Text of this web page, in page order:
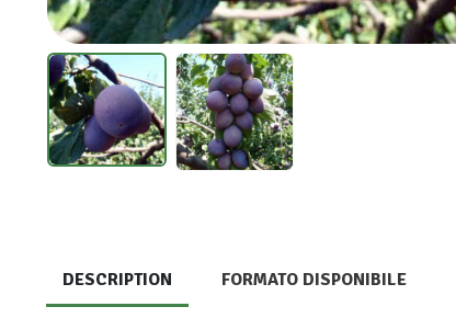
DESCRIPTION FORMATO DISPONIBILE